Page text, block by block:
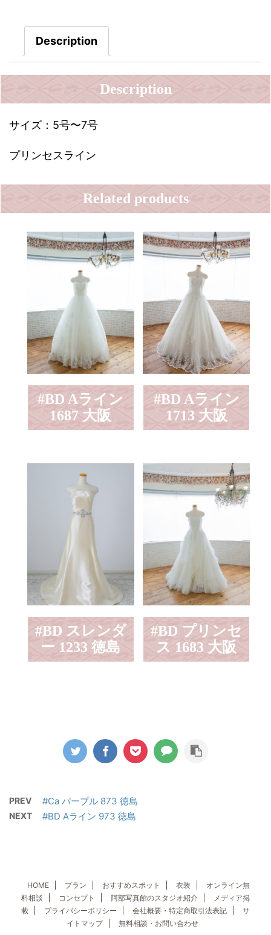
Description
Description
サイズ：5号〜7号
プリンセスライン
Related products
#BD Aライン
1687 大阪
#BD Aライン
1713 大阪
#BD スレンダ
ー 1233 徳島
#BD プリンセ
ス 1683 大阪
PREV #Ca パープル 873 徳島
NEXT #BD Aライン 973 徳島
HOME プラン おすすめスポット 衣装
オンライン無
料相談
コンセプト 阿部写真館のスタジオ紹介
メディア掲
載
プライバシーポリシー 会社概要・特定商取引法表記
サ
イトマップ
無料相談・お問い合わせ